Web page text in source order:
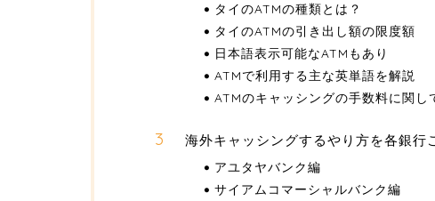
タイのATMの種類とは？
タイのATMの引き出し額の限度額
日本語表示可能なATMもあり
ATMで利用する主な英単語を解説
ATMのキャッシングの手数料に関し
海外キャッシングするやり方を各銀行
アユタヤバンク編
サイアムコマーシャルバンク編